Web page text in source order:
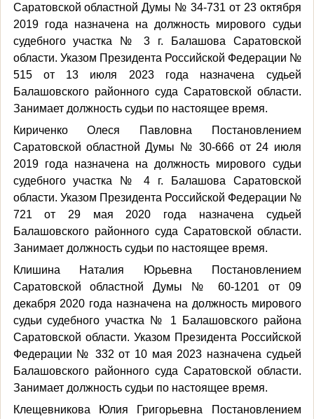
Саратовской областной Думы № 34-731 от 23 октября
2019 года назначена на должность мирового судьи
судебного участка № 3 г. Балашова Саратовской
области. Указом Президента Российской Федерации №
515 от 13 июля 2023 года назначена судьей
Балашовского районного суда Саратовской области.
Занимает должность судьи по настоящее время.
Кириченко Олеся Павловна Постановлением
Саратовской областной Думы № 30-666 от 24 июля
2019 года назначена на должность мирового судьи
судебного участка № 4 г. Балашова Саратовской
области. Указом Президента Российской Федерации №
721 от 29 мая 2020 года назначена судьей
Балашовского районного суда Саратовской области.
Занимает должность судьи по настоящее время.
Клишина Наталия Юрьевна Постановлением
Саратовской областной Думы № 60-1201 от 09
декабря 2020 года назначена на должность мирового
судьи судебного участка № 1 Балашовского района
Саратовской области. Указом Президента Российской
Федерации № 332 от 10 мая 2023 назначена судьей
Балашовского районного суда Саратовской области.
Занимает должность судьи по настоящее время.
Клещевникова Юлия Григорьевна Постановлением